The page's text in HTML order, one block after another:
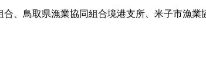
、鳥取県漁業協同組合境港支所、米子市漁業